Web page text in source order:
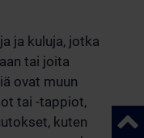
ja kuluja, jotka
tai joita
ovat muun
tai -tappiot,
kuten